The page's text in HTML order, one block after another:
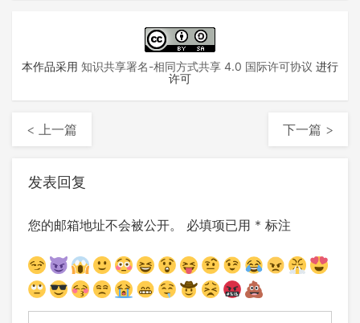
本作品采用 知识共享署名-相同方式共享 4.0 国际许可协议 进行
许可
< 上一篇 下一篇 >
发表回复
您的邮箱地址不会被公开。 必填项已用 * 标注